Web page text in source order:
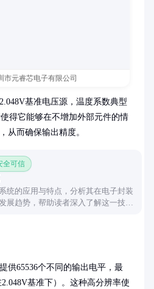
市元睿芯电子有限公司
基准电压源，温度系数典型
得它能够在不增加外部元件的情
从而确保输出精度。
全可信
统的应用与特点，分析其在电子封装
展趋势，帮助读者深入了解这一技术
供65536个不同的输出电平，最
基准下）。这种高分辨率使